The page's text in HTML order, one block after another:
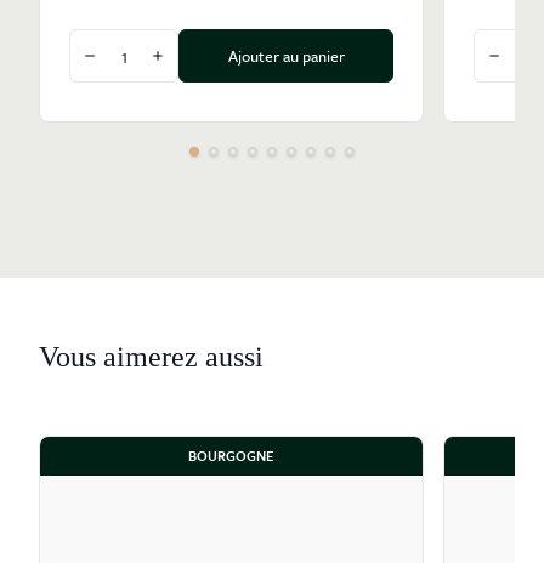
Quantité
Diminuer la quantité
Augmenter la quantité
Ajouter au panier
Quantité
Vous aimerez aussi
BOURGOGNE